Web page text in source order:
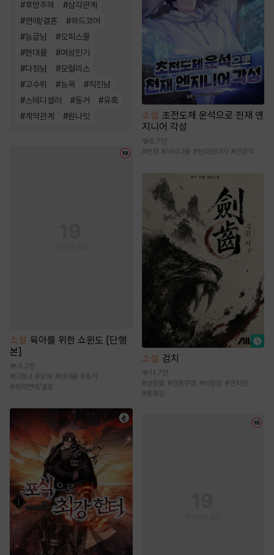
#후방주의 #삼각관계
#연애/결혼 #하드코어
#능글남 #오피스물
#현대물 #여성인기
#다정남 #모럴리스
#고수위 #능욕 #직진남
#스테디셀러 #동거 #유혹
#계약관계 #원나잇
소설 육아를 위한 쇼윈도 [단행
본]
3.3천
#다정녀 #오해 #현대물 #동거
# 계약연애/결혼
소설 초전도체 운석으로 천재 엔
지니어 각성
6.7만
#천재 #사이다물 #현대판타지 #전문직
소설 검치
11.7만
#성장물 #전통무협 #비장함 #먼치킨
#통쾌함